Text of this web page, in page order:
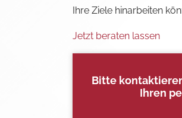
Ihre Ziele hinarbeiten
Jetzt beraten lassen
Bitte
Ihren